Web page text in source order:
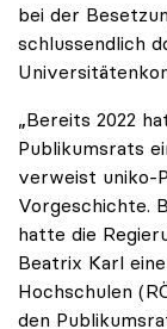
bei der
schlussendlich
„Bereits 2022
Publikumsrats
verweist uniko-
Vorgeschichte.
hatte die
Beatrix Karl
Hochschulen
den